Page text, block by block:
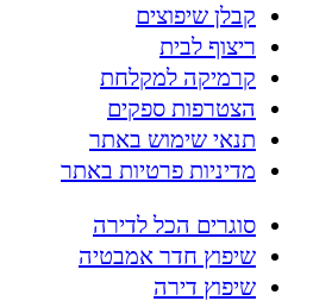
קבלן שיפוצים
ריצוף לבית
קרמיקה למקלחת
הצטרפות ספקים
תנאי שימוש באתר
מדיניות פרטיות באתר
סוגרים הכל לדירה
שיפוץ חדר אמבטיה
שיפוץ דירה